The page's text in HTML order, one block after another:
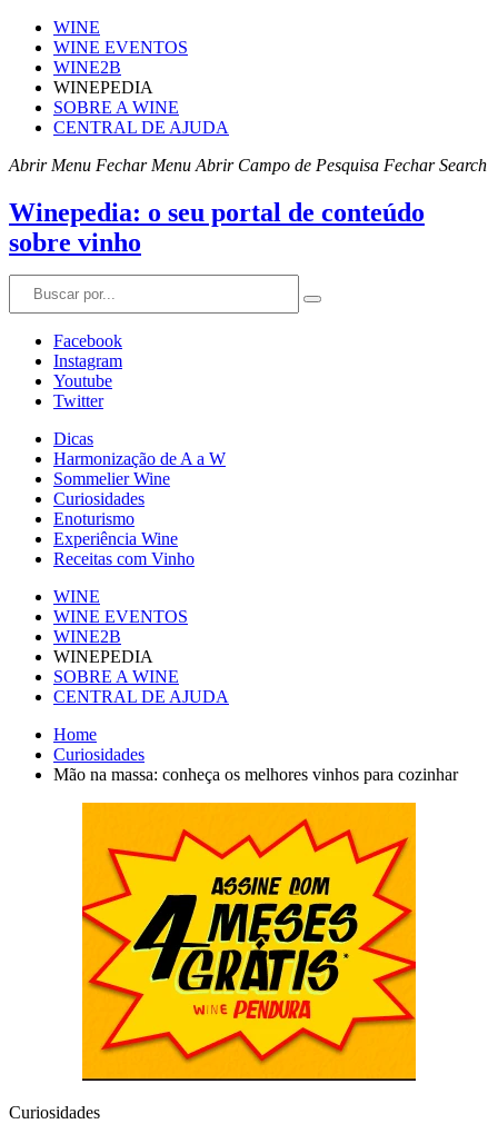
WINE
WINE EVENTOS
WINE2B
WINEPEDIA
SOBRE A WINE
CENTRAL DE AJUDA
Abrir Menu Fechar Menu Abrir Campo de Pesquisa Fechar Search
Winepedia: o seu portal de conteúdo
sobre vinho
Facebook
Instagram
Youtube
Twitter
Dicas
Harmonização de A a W
Sommelier Wine
Curiosidades
Enoturismo
Experiência Wine
Receitas com Vinho
WINE
WINE EVENTOS
WINE2B
WINEPEDIA
SOBRE A WINE
CENTRAL DE AJUDA
Home
Curiosidades
Mão na massa: conheça os melhores vinhos para cozinhar
Curiosidades